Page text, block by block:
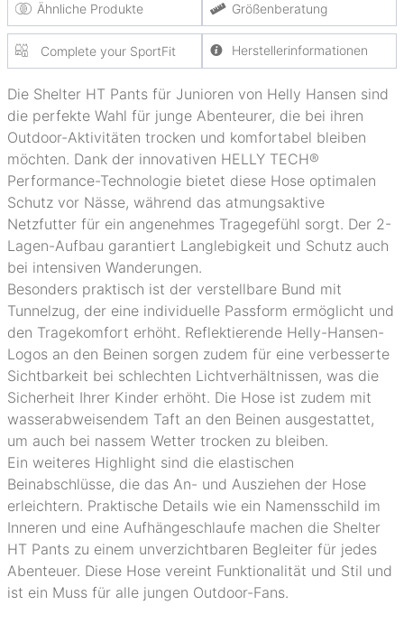
Ähnliche Produkte Größenberatung
Complete your SportFit Herstellerinformationen
Die Shelter HT Pants für Junioren von Helly Hansen sind
die perfekte Wahl für junge Abenteurer, die bei ihren
Outdoor-Aktivitäten trocken und komfortabel bleiben
möchten. Dank der innovativen HELLY TECH®
Performance-Technologie bietet diese Hose optimalen
Schutz vor Nässe, während das atmungsaktive
Netzfutter für ein angenehmes Tragegefühl sorgt. Der 2-
Lagen-Aufbau garantiert Langlebigkeit und Schutz auch
bei intensiven Wanderungen.
Besonders praktisch ist der verstellbare Bund mit
Tunnelzug, der eine individuelle Passform ermöglicht und
den Tragekomfort erhöht. Reflektierende Helly-Hansen-
Logos an den Beinen sorgen zudem für eine verbesserte
Sichtbarkeit bei schlechten Lichtverhältnissen, was die
Sicherheit Ihrer Kinder erhöht. Die Hose ist zudem mit
wasserabweisendem Taft an den Beinen ausgestattet,
um auch bei nassem Wetter trocken zu bleiben.
Ein weiteres Highlight sind die elastischen
Beinabschlüsse, die das An- und Ausziehen der Hose
erleichtern. Praktische Details wie ein Namensschild im
Inneren und eine Aufhängeschlaufe machen die Shelter
HT Pants zu einem unverzichtbaren Begleiter für jedes
Abenteuer. Diese Hose vereint Funktionalität und Stil und
ist ein Muss für alle jungen Outdoor-Fans.